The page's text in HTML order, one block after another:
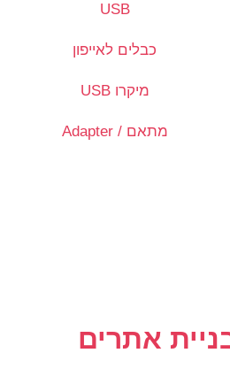
USB
כבלים לאייפון
מיקרו USB
מתאם / Adapter